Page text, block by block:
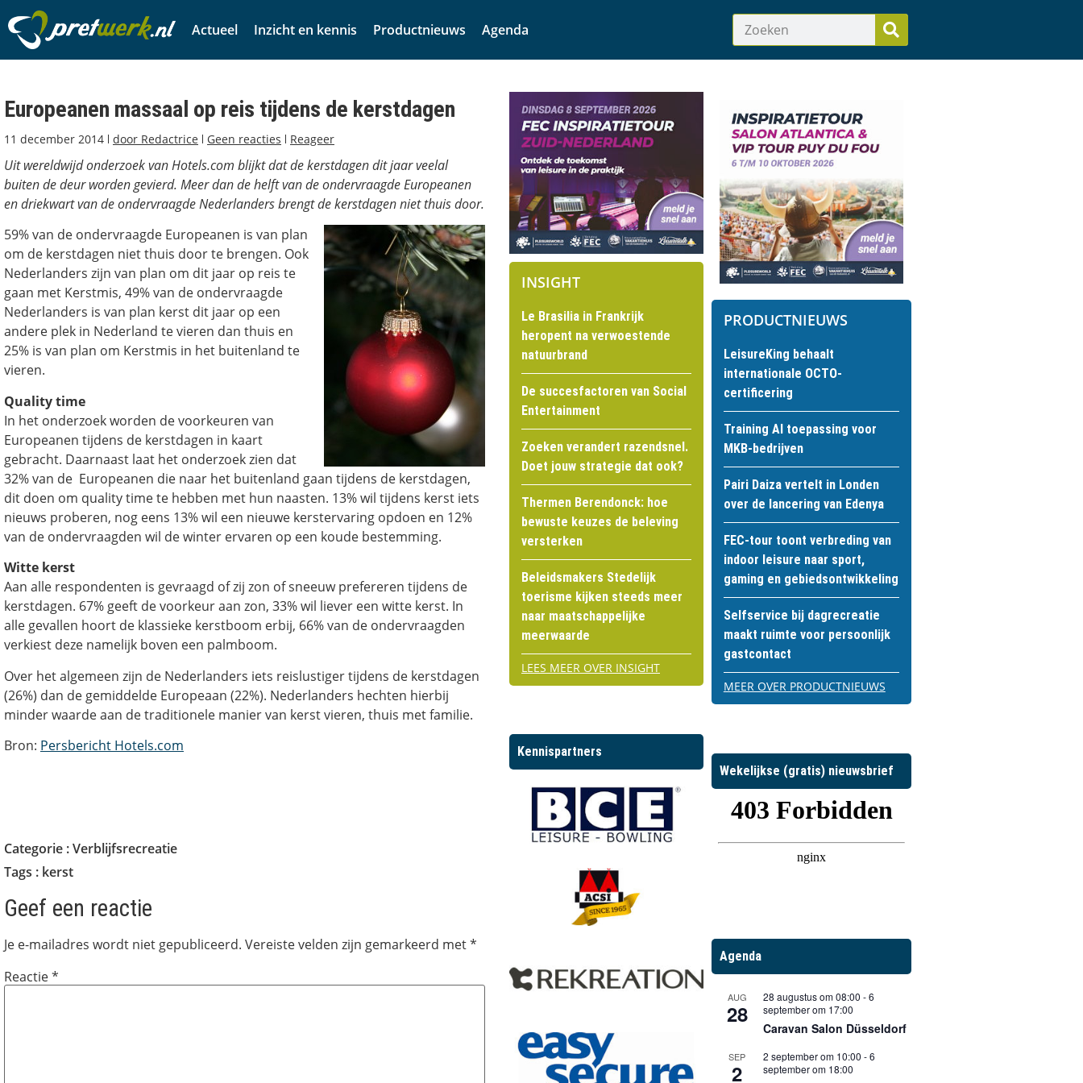
Actueel Inzicht en kennis Productnieuws Agenda
Europeanen massaal op reis tijdens de kerstdagen
11 december 2014 door Redactrice Geen reacties Reageer
Uit wereldwijd onderzoek van Hotels.com blijkt dat de kerstdagen dit jaar veelal
buiten de deur worden gevierd. Meer dan de helft van de ondervraagde Europeanen
en driekwart van de ondervraagde Nederlanders brengt de kerstdagen niet thuis door.
59% van de ondervraagde Europeanen is van plan
om de kerstdagen niet thuis door te brengen. Ook
Nederlanders zijn van plan om dit jaar op reis te
gaan met Kerstmis, 49% van de ondervraagde
Nederlanders is van plan kerst dit jaar op een
andere plek in Nederland te vieren dan thuis en
25% is van plan om Kerstmis in het buitenland te
vieren.
Quality time
In het onderzoek worden de voorkeuren van
Europeanen tijdens de kerstdagen in kaart
gebracht. Daarnaast laat het onderzoek zien dat
32% van de Europeanen die naar het buitenland gaan tijdens de kerstdagen,
dit doen om quality time te hebben met hun naasten. 13% wil tijdens kerst iets
nieuws proberen, nog eens 13% wil een nieuwe kerstervaring opdoen en 12%
van de ondervraagden wil de winter ervaren op een koude bestemming.
Witte kerst
Aan alle respondenten is gevraagd of zij zon of sneeuw prefereren tijdens de
kerstdagen. 67% geeft de voorkeur aan zon, 33% wil liever een witte kerst. In
alle gevallen hoort de klassieke kerstboom erbij, 66% van de ondervraagden
verkiest deze namelijk boven een palmboom.
Over het algemeen zijn de Nederlanders iets reislustiger tijdens de kerstdagen
(26%) dan de gemiddelde Europeaan (22%). Nederlanders hechten hierbij
minder waarde aan de traditionele manier van kerst vieren, thuis met familie.
Bron: Persbericht Hotels.com
Categorie :Verblijfsrecreatie
Tags : kerst
Geef een reactie
Je e-mailadres wordt niet gepubliceerd. Vereiste velden zijn gemarkeerd met*
Reactie*
INSIGHT
Le Brasilia in Frankrijk
heropent na verwoestende
natuurbrand
De succesfactoren van Social
Entertainment
Zoeken verandert razendsnel.
Doet jouw strategie dat ook?
Thermen Berendonck: hoe
bewuste keuzes de beleving
versterken
Beleidsmakers Stedelijk
toerisme kijken steeds meer
naar maatschappelijke
meerwaarde
LEES MEER OVER INSIGHT
Kennispartners
PRODUCTNIEUWS
LeisureKing behaalt
internationale OCTO-
certificering
Training AI toepassing voor
MKB-bedrijven
Pairi Daiza vertelt in Londen
over de lancering van Edenya
FEC-tour toont verbreding van
indoor leisure naar sport,
gaming en gebiedsontwikkeling
Selfservice bij dagrecreatie
maakt ruimte voor persoonlijk
gastcontact
MEER OVER PRODUCTNIEUWS
Wekelijkse (gratis) nieuwsbrief
Agenda
AUG
28
28 augustus om 08:00 -6
september om 17:00
Caravan Salon Düsseldorf
SEP
2
2 september om 10:00 -6
september om 18:00